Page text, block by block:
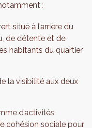
:
situé à l’arrière du
de détente et de
habitants du quartier
la visibilité aux deux
d’activités
cohésion sociale pour